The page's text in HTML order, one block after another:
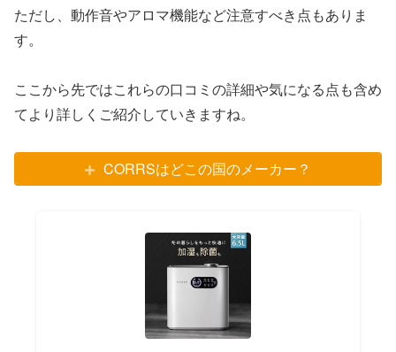
ただし、動作音やアロマ機能など注意すべき点もありま
す。
ここから先ではこれらの口コミの詳細や気になる点も含め
てより詳しくご紹介していきますね。
CORRSはどこの国のメーカー？